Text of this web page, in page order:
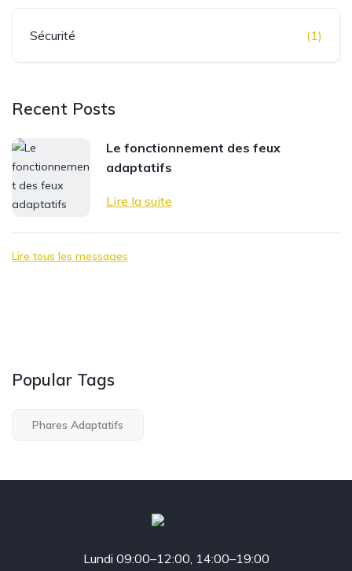
Sécurité (1)
Recent Posts
Le fonctionnement des feux
adaptatifs
Lire la suite
Lire tous les messages
Popular Tags
Phares Adaptatifs
Lundi 09:00–12:00, 14:00–19:00